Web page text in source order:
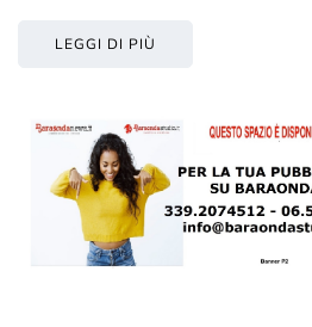
LEGGI DI PIÙ